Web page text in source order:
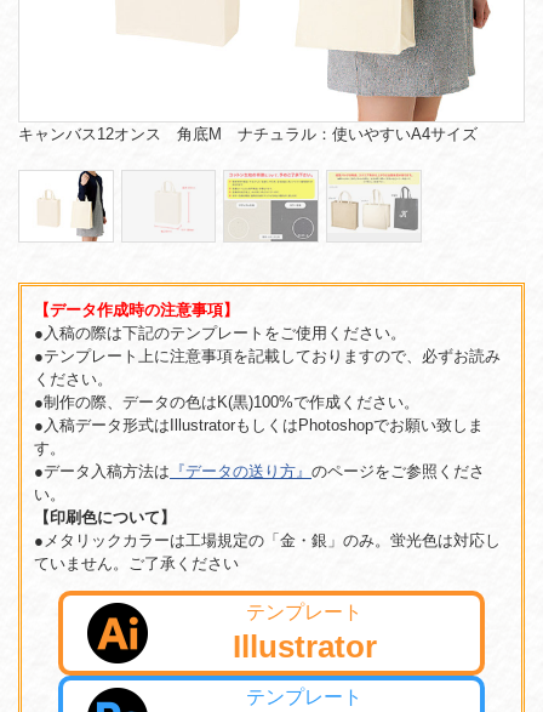
キャンバス12オンス 角底M ナチュラル：使いやすいA4サイズ
【データ作成時の注意事項】
●入稿の際は下記のテンプレートをご使用ください。
●テンプレート上に注意事項を記載しておりますので、必ずお読み
ください。
●制作の際、データの色はK(黒)100%で作成ください。
●入稿データ形式はIllustratorもしくはPhotoshopでお願い致しま
す。
●データ入稿方法は 『データの送り方』 のページをご参照くださ
い。
【印刷色について】
●メタリックカラーは工場規定の「金・銀」のみ。蛍光色は対応し
ていません。ご了承ください
テンプレート
Illustrator
テンプレート